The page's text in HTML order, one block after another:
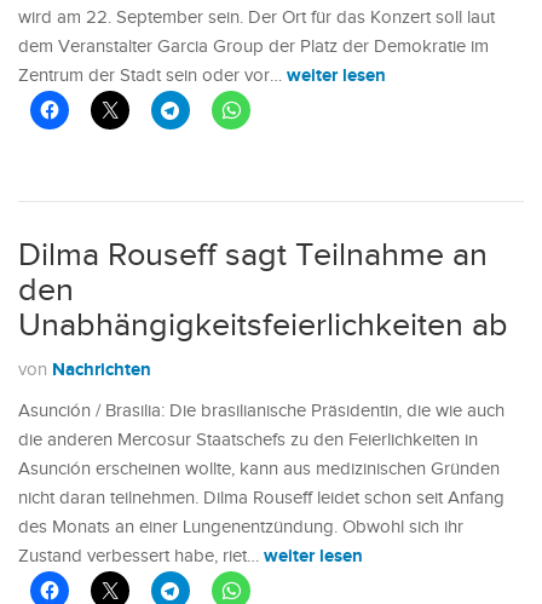
wird am 22. September sein. Der Ort für das Konzert soll laut
dem Veranstalter Garcia Group der Platz der Demokratie im
Zentrum der Stadt sein oder vor… weiter lesen
Dilma Rouseff sagt Teilnahme an
den
Unabhängigkeitsfeierlichkeiten ab
von Nachrichten
Asunción / Brasilia: Die brasilianische Präsidentin, die wie auch
die anderen Mercosur Staatschefs zu den Feierlichkeiten in
Asunción erscheinen wollte, kann aus medizinischen Gründen
nicht daran teilnehmen. Dilma Rouseff leidet schon seit Anfang
des Monats an einer Lungenentzündung. Obwohl sich ihr
Zustand verbessert habe, riet… weiter lesen